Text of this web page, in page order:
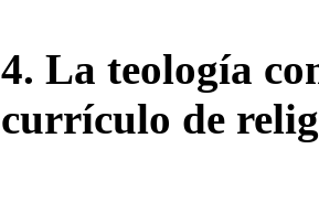
4. La teología
currículo de